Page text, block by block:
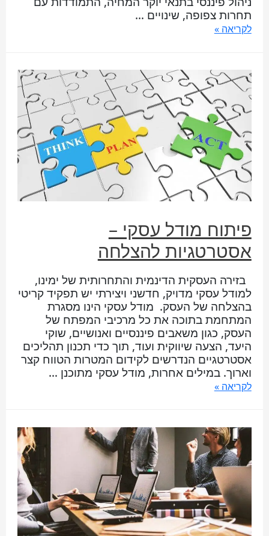
תחרות צפופה, שינויים …
לקריאה »
פיתוח מודל עסקי –
אסטרטגיות להצלחה
בזירה העסקית הדינמית והתחרותית של ימינו,
למודל עסקי מדויק, חדשני ויצירתי יש תפקיד קריטי
בהצלחה של העסק. מודל עסקי הינו מסגרת
המתחמת בתוכה את כל מרכיבי המפתח של
העסק, כגון משאבים פיננסיים ואנושיים, שוקי
היעד, הצעה שיווקית ועוד, תוך כדי תכנון תהליכים
אסטרטגיים הנדרשים לקידום המטרות הטווח קצר
וארוך. במילים אחרות, מודל עסקי מתוכנן …
לקריאה »